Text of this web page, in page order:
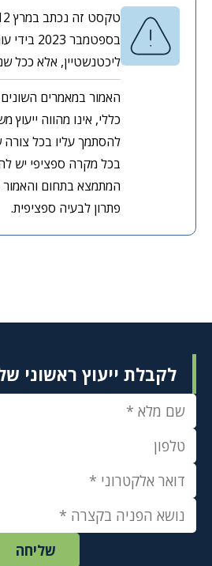
בספטמבר
ליכטנשטיין, אלא ככל
האמור במאמרים
כללי, אינו מהווה ייעוץ
להסתמך עליו בכל צורה
בכל מקרה ספציפי יש
המתמצא בתחום והאמור
פתרון לבעיה ספציפית.
לקבלת ייעוץ ראשוני